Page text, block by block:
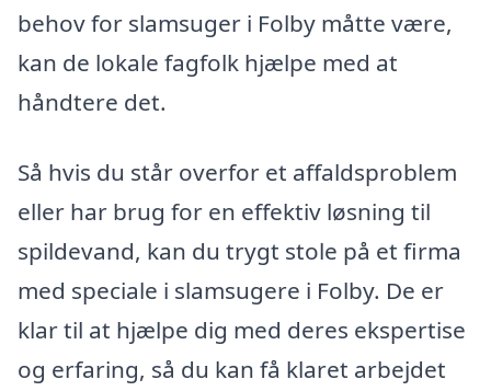
behov for slamsuger i Folby måtte være,
kan de lokale fagfolk hjælpe med at
håndtere det.
Så hvis du står overfor et affaldsproblem
eller har brug for en effektiv løsning til
spildevand, kan du trygt stole på et firma
med speciale i slamsugere i Folby. De er
klar til at hjælpe dig med deres ekspertise
og erfaring, så du kan få klaret arbejdet